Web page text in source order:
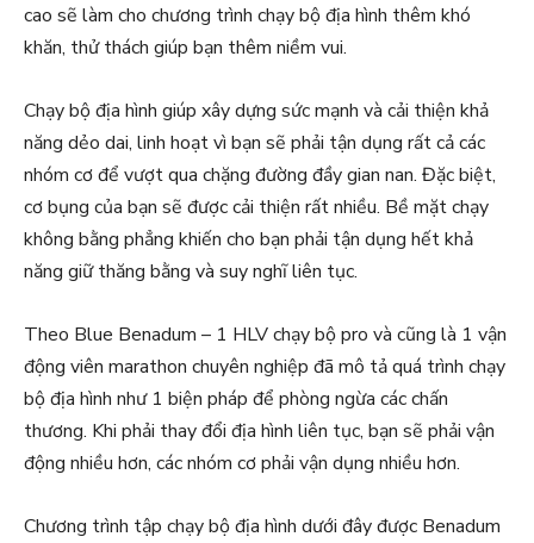
cao sẽ làm cho chương trình chạy bộ địa hình thêm khó
khăn, thử thách giúp bạn thêm niềm vui.
Chạy bộ địa hình giúp xây dựng sức mạnh và cải thiện khả
năng dẻo dai, linh hoạt vì bạn sẽ phải tận dụng rất cả các
nhóm cơ để vượt qua chặng đường đầy gian nan. Đặc biệt,
cơ bụng của bạn sẽ được cải thiện rất nhiều. Bề mặt chạy
không bằng phẳng khiến cho bạn phải tận dụng hết khả
năng giữ thăng bằng và suy nghĩ liên tục.
Theo Blue Benadum – 1 HLV chạy bộ pro và cũng là 1 vận
động viên marathon chuyên nghiệp đã mô tả quá trình chạy
bộ địa hình như 1 biện pháp để phòng ngừa các chấn
thương. Khi phải thay đổi địa hình liên tục, bạn sẽ phải vận
động nhiều hơn, các nhóm cơ phải vận dụng nhiều hơn.
Chương trình tập chạy bộ địa hình dưới đây được Benadum